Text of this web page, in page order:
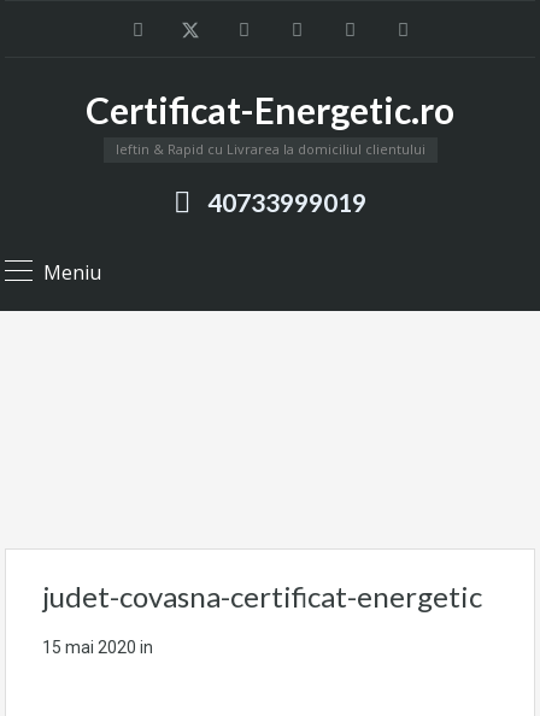
Certificat-Energetic.ro
Ieftin & Rapid cu Livrarea la domiciliul clientului
40733999019
Meniu
judet-covasna-certificat-energetic
15 mai 2020 in